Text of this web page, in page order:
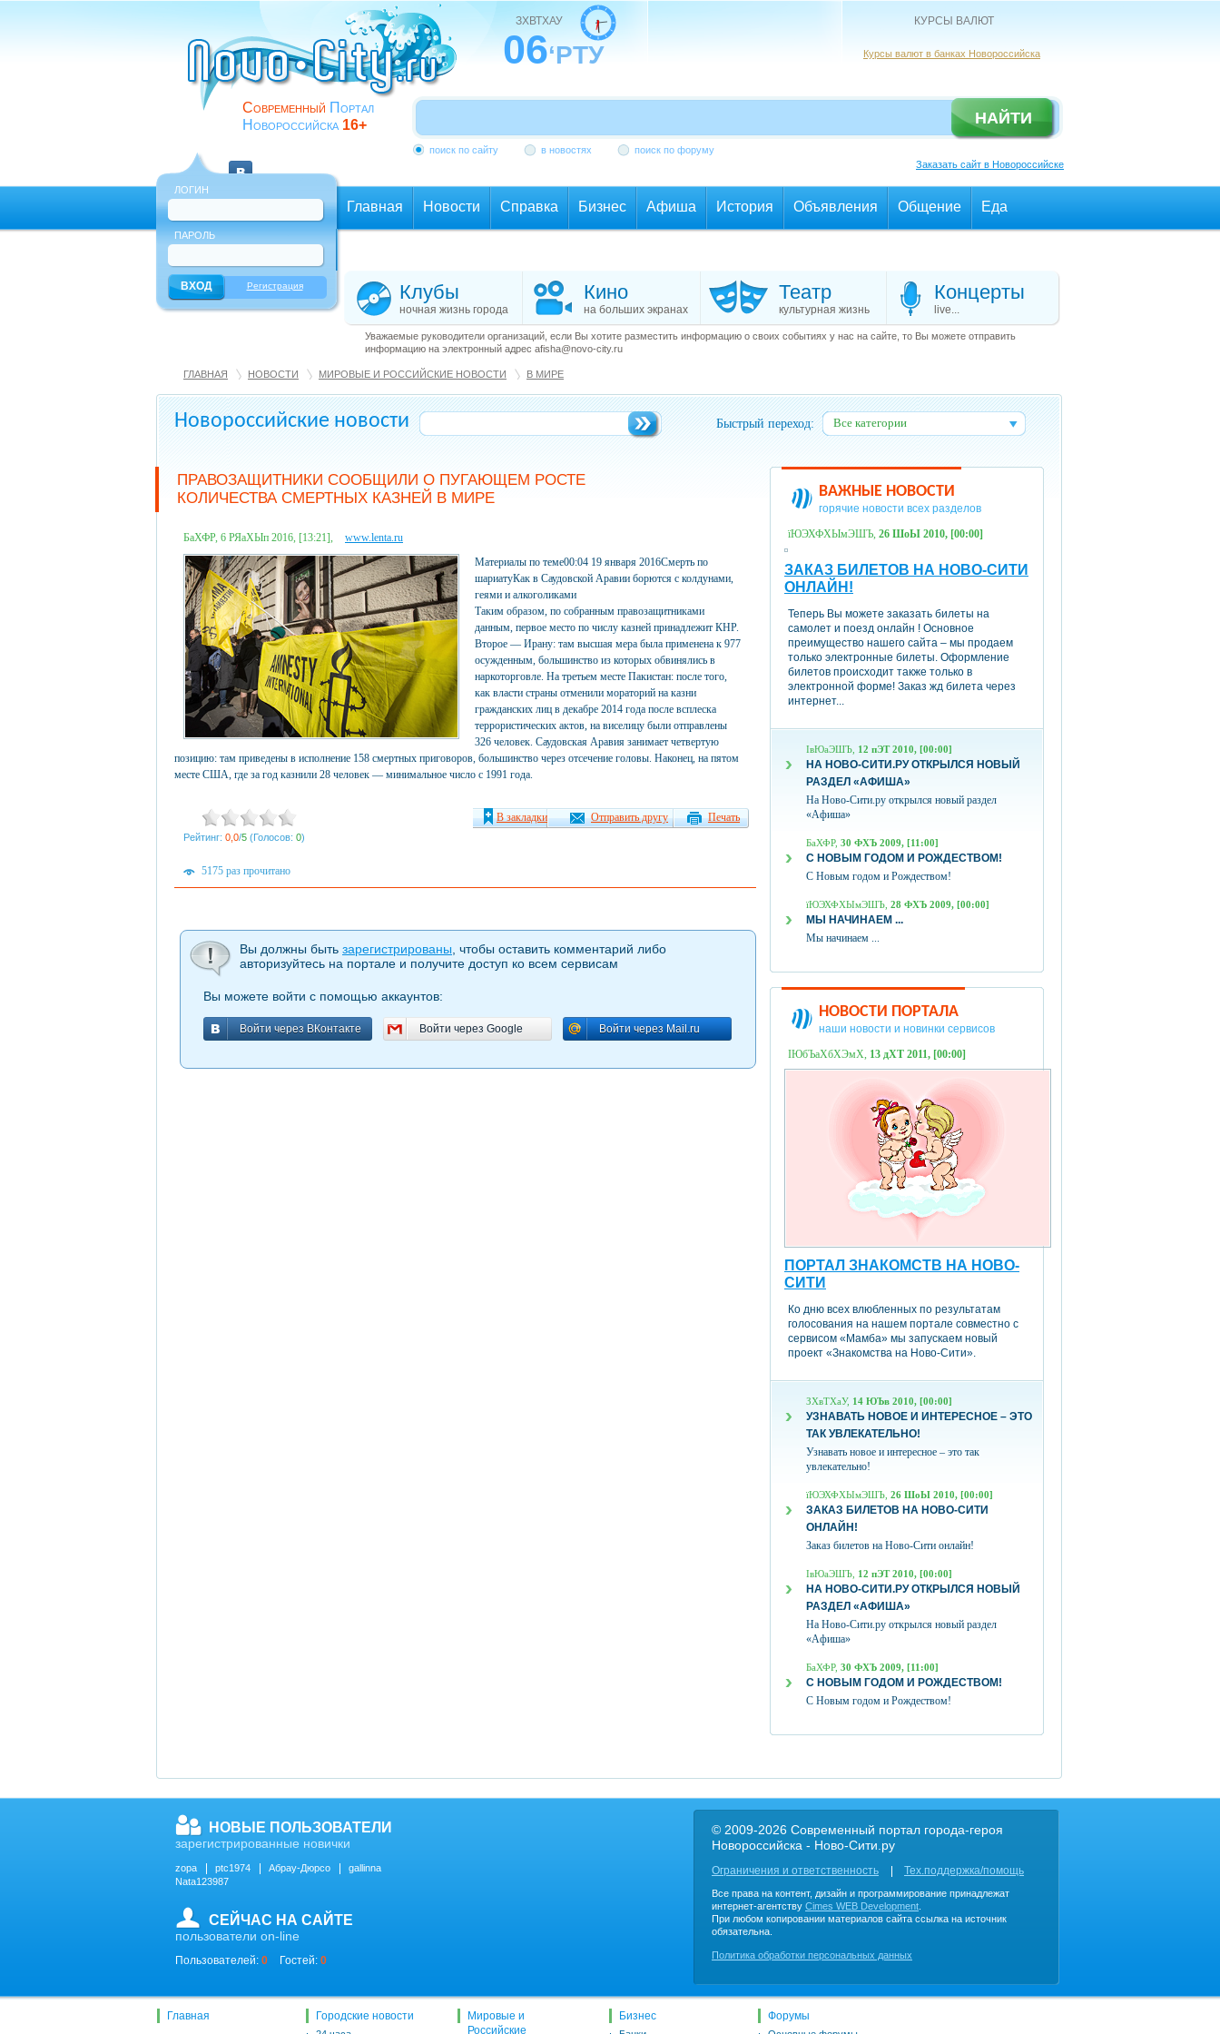
Современный Портал
Новороссийска 16+
ЗХВТХАУ
06‘РТУ
КУРСЫ ВАЛЮТ
Курсы валют в банках Новороссийска
поиск по сайту в новостях
поиск по форуму
Заказать сайт в Новороссийске
ЛОГИН
ПАРОЛЬ
Регистрация
Главная Новости Справка Бизнес Афиша История Объявления Общение Еда
Клубы
ночная жизнь города
Кино
на больших экранах
Театр
культурная жизнь
Концерты
live...
Уважаемые руководители организаций, если Вы хотите разместить информацию о своих событиях у нас на сайте, то Вы можете отправить
информацию на электронный адрес afisha@novo-city.ru
ГЛАВНАЯ НОВОСТИ МИРОВЫЕ И РОССИЙСКИЕ НОВОСТИ В МИРЕ
Новороссийские новости Быстрый переход: Все категории
ПРАВОЗАЩИТНИКИ СООБЩИЛИ О ПУГАЮЩЕМ РОСТЕ
КОЛИЧЕСТВА СМЕРТНЫХ КАЗНЕЙ В МИРЕ
БаХФР, 6 РЯаХЫп 2016, [13:21],
www.lenta.ru
Материалы по теме00:04 19 января 2016Смерть по
шариатуКак в Саудовской Аравии борются с колдунами,
геями и алкоголиками
Таким образом, по собранным правозащитниками
данным, первое место по числу казней принадлежит КНР.
Второе — Ирану: там высшая мера была применена к 977
осужденным, большинство из которых обвинялись в
наркоторговле. На третьем месте Пакистан: после того,
как власти страны отменили мораторий на казни
гражданских лиц в декабре 2014 года после всплеска
террористических актов, на виселицу были отправлены
326 человек. Саудовская Аравия занимает четвертую
позицию: там приведены в исполнение 158 смертных приговоров, большинство через отсечение головы. Наконец, на пятом
месте США, где за год казнили 28 человек — минимальное число с 1991 года.
Рейтинг: 0,0/5 (Голосов: 0)
В закладки Отправить другу Печать
5175 раз прочитано
Вы должны быть зарегистрированы , чтобы оставить комментарий либо
авторизуйтесь на портале и получите доступ ко всем сервисам
Вы можете войти с помощью аккаунтов:
Войти через ВКонтакте
Войти через ВКонтакте Войти через Google
Войти через Google Войти через Mail.ru
Войти через Mail.ru
ВАЖНЫЕ НОВОСТИ
горячие новости всех разделов
їЮЭХФХЫмЭШЪ, 26 ШоЫ 2010, [00:00]
ЗАКАЗ БИЛЕТОВ НА НОВО-СИТИ
ОНЛАЙН!
Теперь Вы можете заказать билеты на
самолет и поезд онлайн ! Основное
преимущество нашего сайта – мы продаем
только электронные билеты. Оформление
билетов происходит также только в
электронной форме! Заказ жд билета через
интернет...
ІвЮаЭШЪ, 12 пЭТ 2010, [00:00]
НА НОВО-СИТИ.РУ ОТКРЫЛСЯ НОВЫЙ
РАЗДЕЛ «АФИША»
На Ново-Сити.ру открылся новый раздел
«Афиша»
БаХФР, 30 ФХЪ 2009, [11:00]
С НОВЫМ ГОДОМ И РОЖДЕСТВОМ!
С Новым годом и Рождеством!
їЮЭХФХЫмЭШЪ, 28 ФХЪ 2009, [00:00]
МЫ НАЧИНАЕМ ...
Мы начинаем ...
НОВОСТИ ПОРТАЛА
наши новости и новинки сервисов
ІЮбЪаХбХЭмХ, 13 дХТ 2011, [00:00]
ПОРТАЛ ЗНАКОМСТВ НА НОВО-
СИТИ
Ко дню всех влюбленных по результатам
голосования на нашем портале совместно с
сервисом «Мамба» мы запускаем новый
проект «Знакомства на Ново-Сити».
ЗХвТХаУ, 14 ЮЪв 2010, [00:00]
УЗНАВАТЬ НОВОЕ И ИНТЕРЕСНОЕ – ЭТО
ТАК УВЛЕКАТЕЛЬНО!
Узнавать новое и интересное – это так
увлекательно!
їЮЭХФХЫмЭШЪ, 26 ШоЫ 2010, [00:00]
ЗАКАЗ БИЛЕТОВ НА НОВО-СИТИ
ОНЛАЙН!
Заказ билетов на Ново-Сити онлайн!
ІвЮаЭШЪ, 12 пЭТ 2010, [00:00]
НА НОВО-СИТИ.РУ ОТКРЫЛСЯ НОВЫЙ
РАЗДЕЛ «АФИША»
На Ново-Сити.ру открылся новый раздел
«Афиша»
БаХФР, 30 ФХЪ 2009, [11:00]
С НОВЫМ ГОДОМ И РОЖДЕСТВОМ!
С Новым годом и Рождеством!
© 2009-2026 Современный портал города-героя
Новороссийска - Ново-Сити.ру
Ограничения и ответственность Тех.поддержка/помощь
Все права на контент, дизайн и программирование принадлежат
интернет-агентству Cimes WEB Development
При любом копировании материалов сайта ссылка на источник
обязательна.
Политика обработки персональных данных
НОВЫЕ ПОЛЬЗОВАТЕЛИ
зарегистрированные новички
zopa ptc1974 Абрау-Дюрсо
gallinna
Nata123987
СЕЙЧАС НА САЙТЕ
пользователи on-line
Пользователей: 0 Гостей: 0
Главная Городские новости
Мировые и
Российские
Бизнес Форумы